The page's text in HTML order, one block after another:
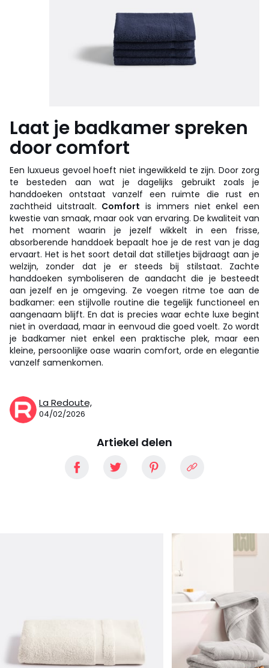
Laat je badkamer spreken
door comfort
Een luxueus gevoel hoeft niet ingewikkeld te zijn. Door zorg
te besteden aan wat je dagelijks gebruikt zoals je
handdoeken ontstaat vanzelf een ruimte die rust en
zachtheid uitstraalt. Comfort is immers niet enkel een
kwestie van smaak, maar ook van ervaring. De kwaliteit van
het moment waarin je jezelf wikkelt in een frisse,
absorberende handdoek bepaalt hoe je de rest van je dag
ervaart. Het is het soort detail dat stilletjes bijdraagt aan je
welzijn, zonder dat je er steeds bij stilstaat. Zachte
handdoeken symboliseren de aandacht die je besteedt
aan jezelf en je omgeving. Ze voegen ritme toe aan de
badkamer: een stijlvolle routine die tegelijk functioneel en
aangenaam blijft. En dat is precies waar echte luxe begint
niet in overdaad, maar in eenvoud die goed voelt. Zo wordt
je badkamer niet enkel een praktische plek, maar een
kleine, persoonlijke oase waarin comfort, orde en elegantie
vanzelf samenkomen.
La Redoute,
04/02/2026
Artiekel delen